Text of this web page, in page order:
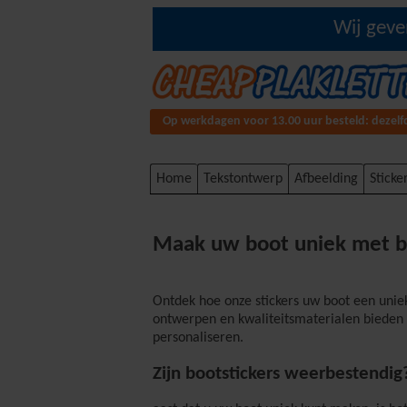
Wij
Op werkdagen voor 13.00 uur besteld:
Home Tekstontwerp Afbeelding
Maak uw boot uniek met
Ontdek hoe onze stickers uw boot een
ontwerpen en kwaliteitsmaterialen
personaliseren.
Zijn bootstickers